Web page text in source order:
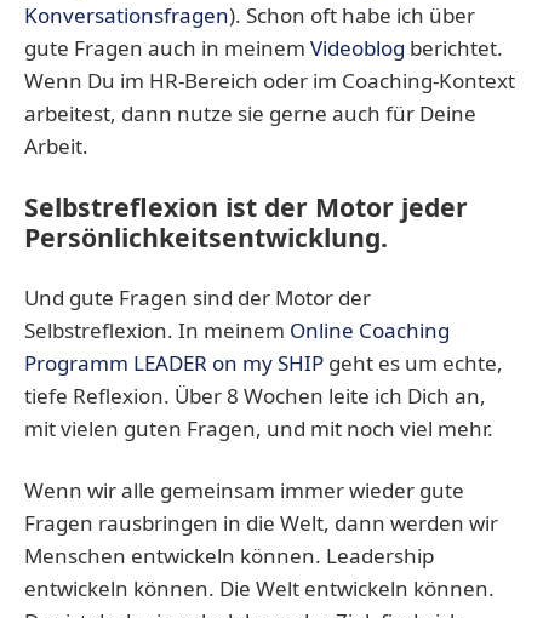
Konversationsfragen). Schon oft habe ich über
gute Fragen auch in meinem Videoblog berichtet.
Wenn Du im HR-Bereich oder im Coaching-Kontext
arbeitest, dann nutze sie gerne auch für Deine
Arbeit.
Selbstreflexion ist der Motor jeder
Persönlichkeitsentwicklung.
Und gute Fragen sind der Motor der
Selbstreflexion. In meinem Online Coaching
Programm LEADER on my SHIP geht es um echte,
tiefe Reflexion. Über 8 Wochen leite ich Dich an,
mit vielen guten Fragen, und mit noch viel mehr.
Wenn wir alle gemeinsam immer wieder gute
Fragen rausbringen in die Welt, dann werden wir
Menschen entwickeln können. Leadership
entwickeln können. Die Welt entwickeln können.